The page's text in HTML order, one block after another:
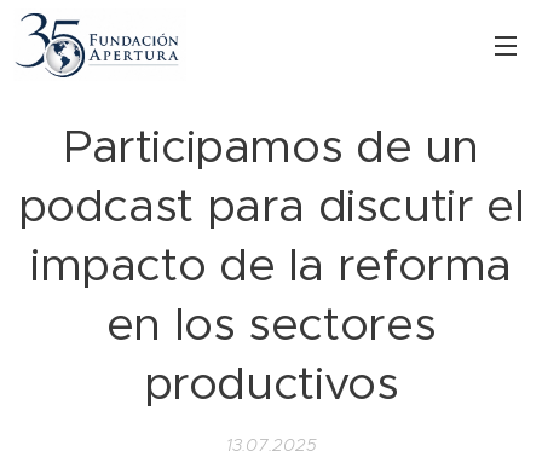
Participamos de un
podcast para discutir el
impacto de la reforma
en los sectores
productivos
13.07.2025